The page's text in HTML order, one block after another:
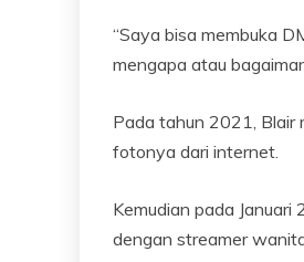
“Saya bisa membuka
mengapa atau
Pada tahun 2021, Blair
fotonya dari internet.
Kemudian pada
dengan streamer